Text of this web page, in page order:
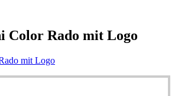
Color Rado mit Logo
mit Logo